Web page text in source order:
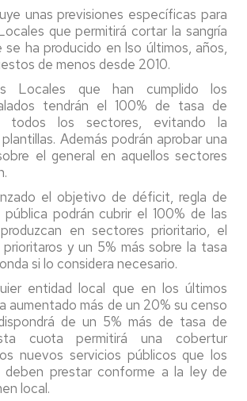
unas previsiones específicas para
que permitirá cortar la sangría
ha producido en lso últimos, años,
de menos desde 2010.
Locales que han cumplido los
tendrán el 100% de tasa de
todos los sectores, evitando la
Además podrán aprobar una
el general en aquellos sectores
el objetivo de déficit, regla de
podrán cubrir el 100% de las
en sectores prioritario, el
y un 5% más sobre la tasa
si lo considera necesario.
entidad local que en los últimos
aumentado más de un 20% su censo
de un 5% más de tasa de
cuota permitirá una cobertur
nuevos servicios públicos que los
deben prestar conforme a la ley de
local.